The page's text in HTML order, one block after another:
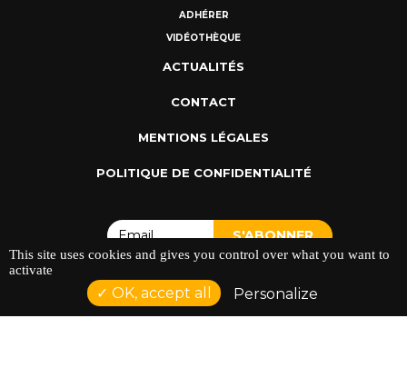
ADHÉRER
VIDÉOTHÈQUE
ACTUALITÉS
CONTACT
MENTIONS LÉGALES
POLITIQUE DE CONFIDENTIALITÉ
This site uses cookies and gives you control over what you want to
activate
OK, accept all Personalize